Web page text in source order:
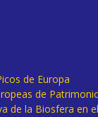
de Europa
de
de la Biosfera en